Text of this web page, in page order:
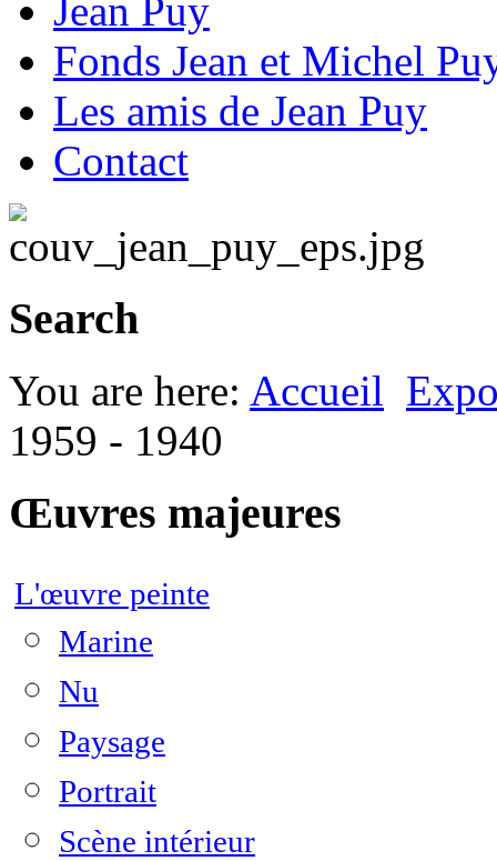
Jean Puy
Fonds Jean et Michel
Les amis de Jean Puy
Contact
Search
You are here: Accueil
1959 - 1940
Œuvres majeures
L'œuvre peinte
Marine
Nu
Paysage
Portrait
Scène intérieur